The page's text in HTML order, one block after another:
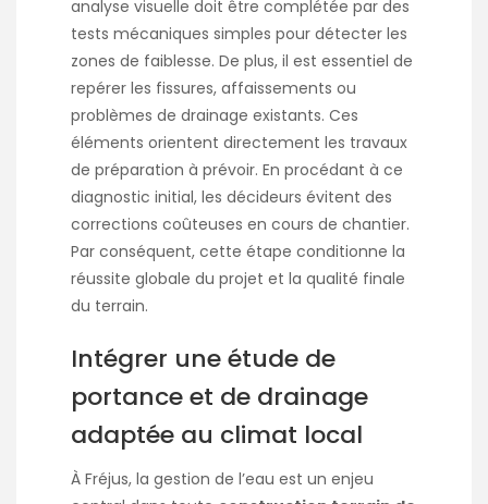
analyse visuelle doit être complétée par des
tests mécaniques simples pour détecter les
zones de faiblesse. De plus, il est essentiel de
repérer les fissures, affaissements ou
problèmes de drainage existants. Ces
éléments orientent directement les travaux
de préparation à prévoir. En procédant à ce
diagnostic initial, les décideurs évitent des
corrections coûteuses en cours de chantier.
Par conséquent, cette étape conditionne la
réussite globale du projet et la qualité finale
du terrain.
Intégrer une étude de
portance et de drainage
adaptée au climat local
À Fréjus, la gestion de l’eau est un enjeu